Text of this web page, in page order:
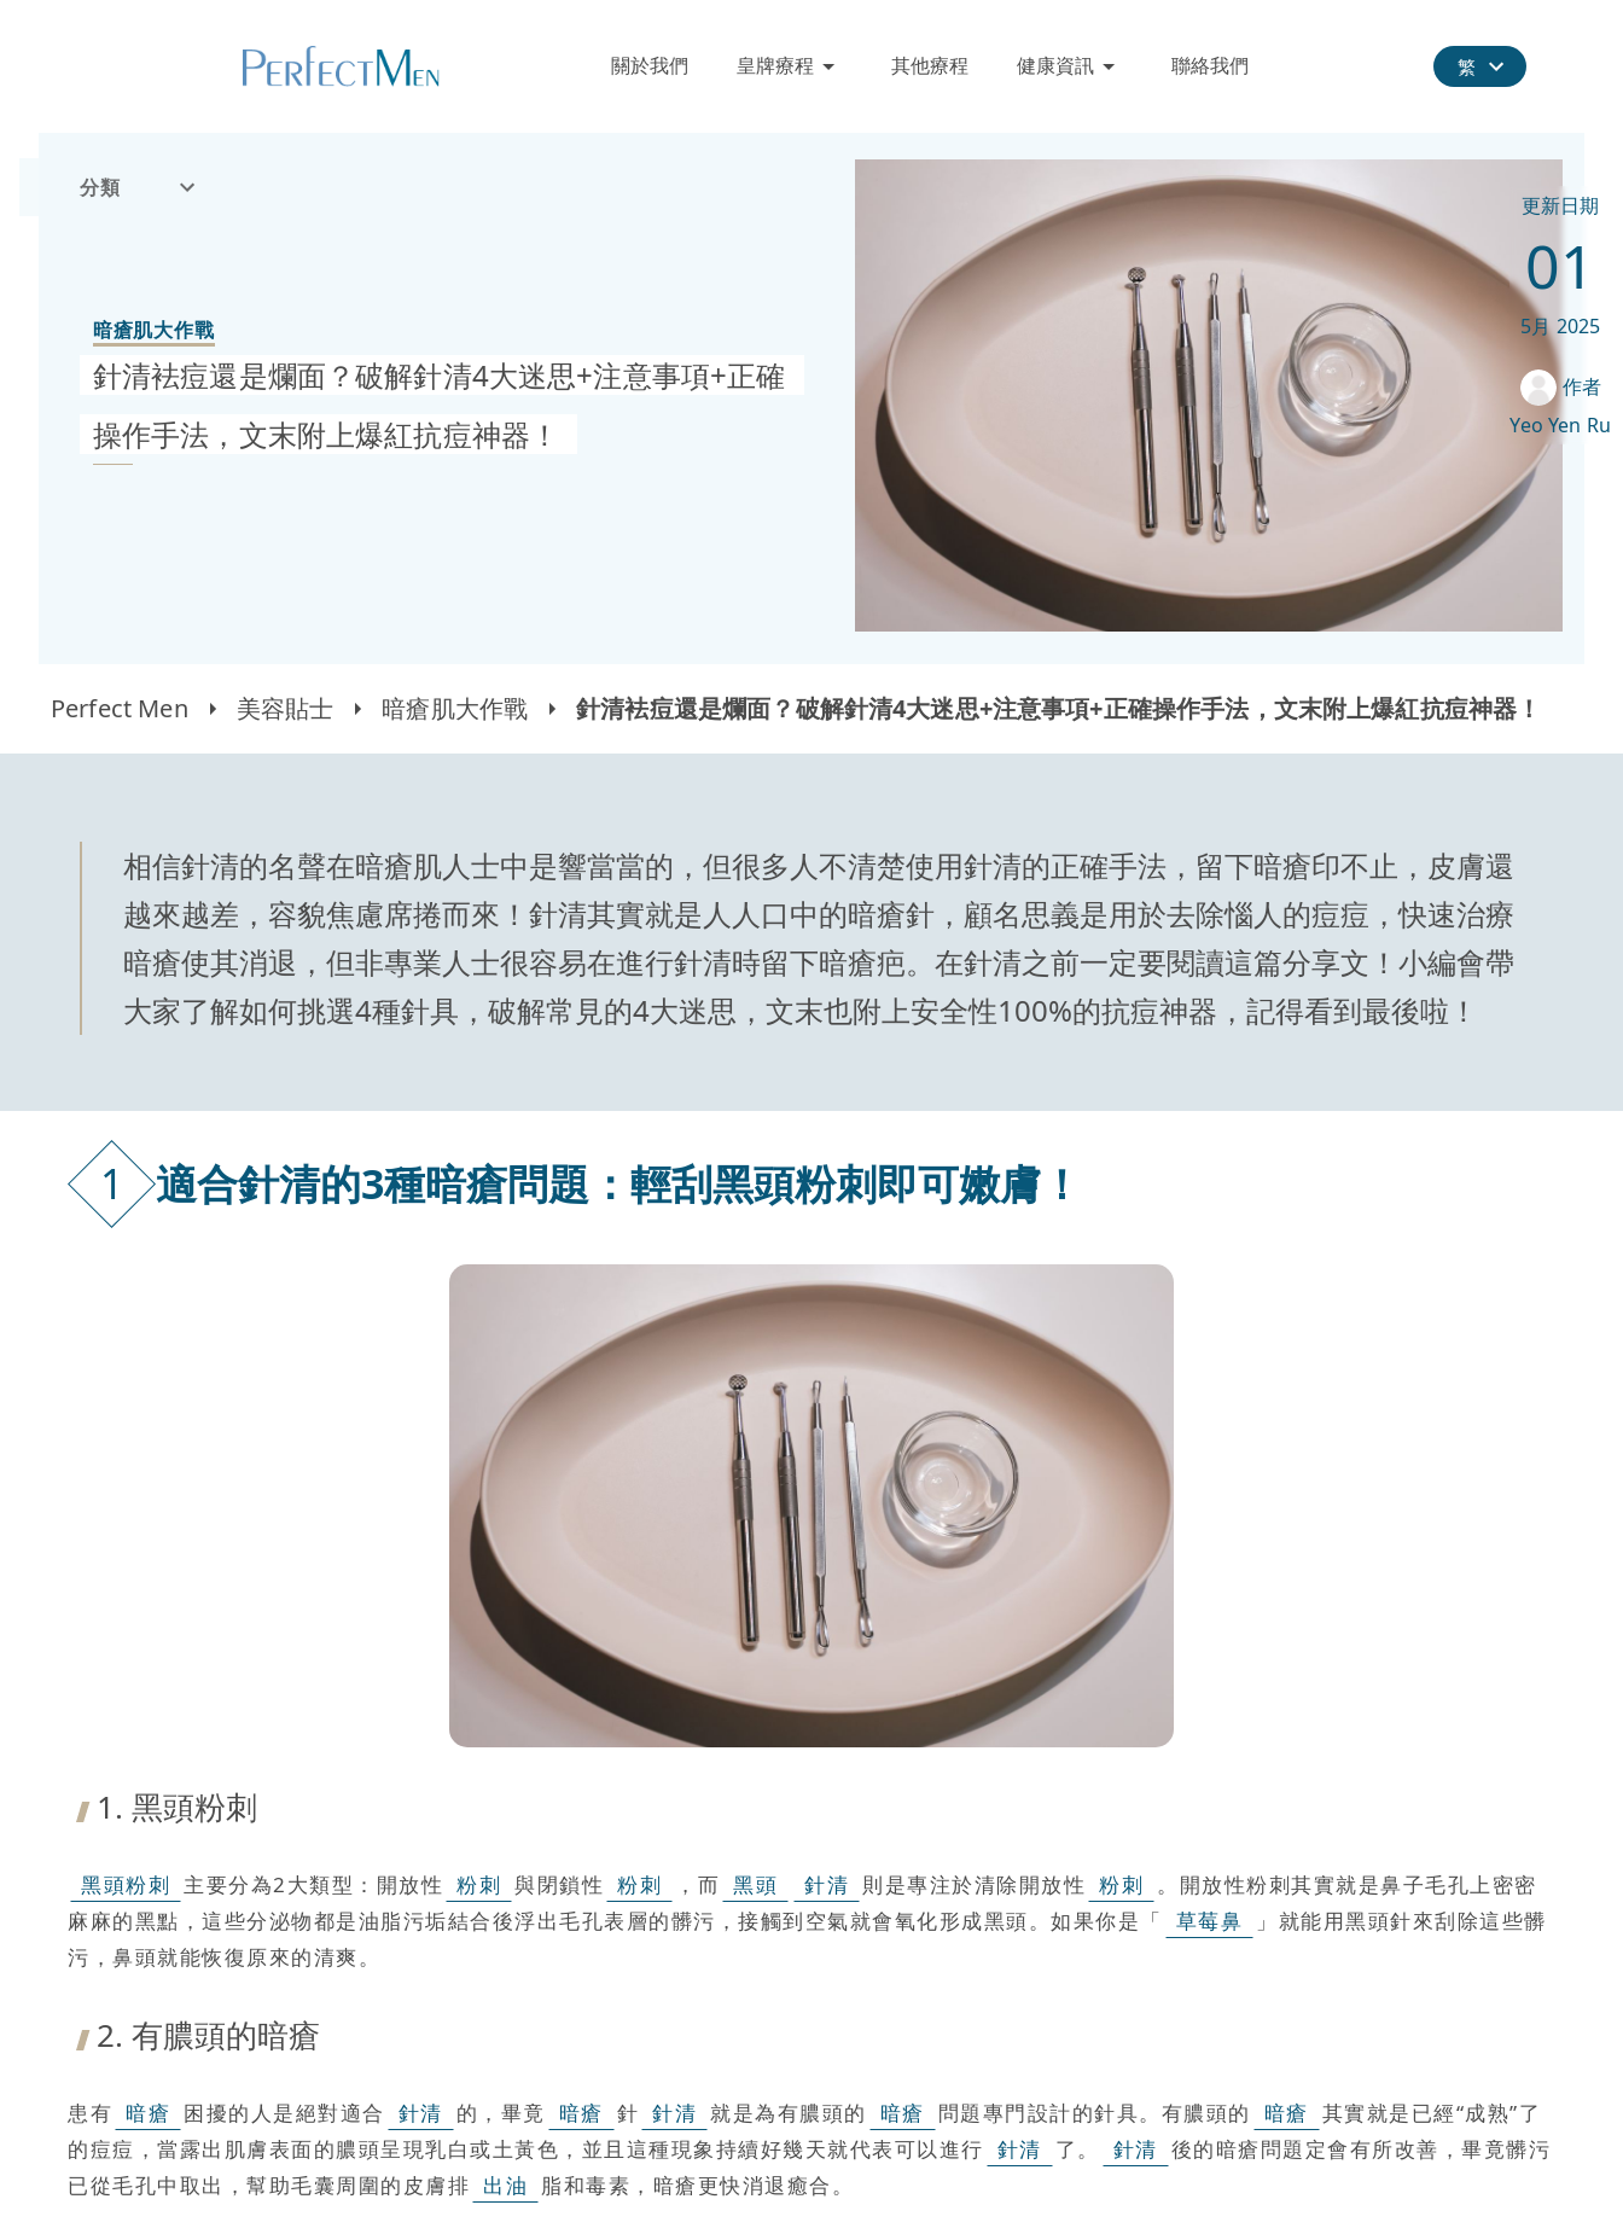
分類 更新日期
01
5月 2025
作者
Yeo Yen Ru
關於我們 皇牌療程 其他療程 健康資訊 聯絡我們 繁
暗瘡肌大作戰
針清袪痘還是爛面？破解針清4大迷思+注意事項+正確
操作手法，文末附上爆紅抗痘神器！
Perfect Men 美容貼士 暗瘡肌大作戰 針清袪痘還是爛面？破解針清4大迷思+注意事項+正確操作手法，文末附上爆紅抗痘神器！
相信針清的名聲在暗瘡肌人士中是響當當的，但很多人不清楚使用針清的正確手法，留下暗瘡印不止，皮膚還
越來越差，容貌焦慮席捲而來！針清其實就是人人口中的暗瘡針，顧名思義是用於去除惱人的痘痘，快速治療
暗瘡使其消退，但非專業人士很容易在進行針清時留下暗瘡疤。在針清之前一定要閱讀這篇分享文！小編會帶
大家了解如何挑選4種針具，破解常見的4大迷思，文末也附上安全性100%的抗痘神器，記得看到最後啦！
1 適合針清的3種暗瘡問題：輕刮黑頭粉刺即可嫩膚！
1. 黑頭粉刺
黑頭粉刺 主要分為2大類型：開放性 粉刺 與閉鎖性 粉刺 ，而 黑頭 針清 則是專注於清除開放性 粉刺
。開放性粉刺其實就是鼻子毛孔上密密
麻麻的黑點，這些分泌物都是油脂污垢結合後浮出毛孔表層的髒污，接觸到空氣就會氧化形成黑頭。如果你是「
草莓鼻
」就能用黑頭針來刮除這些髒
污，鼻頭就能恢復原來的清爽。
2. 有膿頭的暗瘡
患有 暗瘡 困擾的人是絕對適合 針清 的，畢竟 暗瘡 針 針清 就是為有膿頭的 暗瘡 問題專門設計的針具。有膿頭的 暗瘡
其實就是已經“成熟”了
的痘痘，當露出肌膚表面的膿頭呈現乳白或土黃色，並且這種現象持續好幾天就代表可以進行 針清 了。 針清 後的暗瘡問題定會有所改善，畢竟髒污
已從毛孔中取出，幫助毛囊周圍的皮膚排 出油 脂和毒素，暗瘡更快消退癒合。